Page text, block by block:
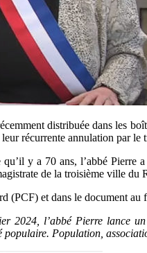
distribuée dans les
récurrente annulation par le
y a 70 ans, l’abbé Pierre
de la troisième ville
(PCF) et dans le document
2024, l’abbé Pierre lance
Population,